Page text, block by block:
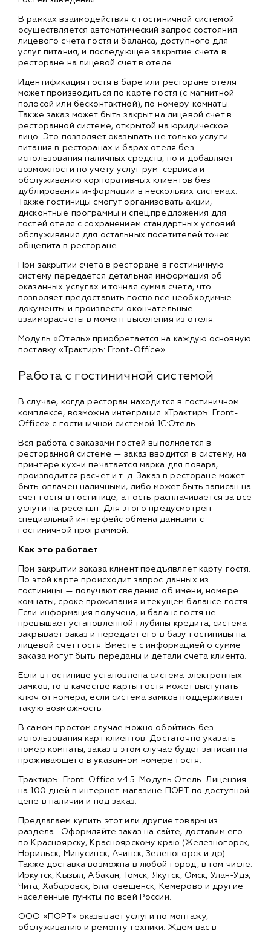
В рамках взаимодействия с гостиничной системой
осуществляется автоматический запрос состояния
лицевого счета гостя и баланса, доступного для
услуг питания, и последующее закрытие счета в
ресторане на лицевой счет в отеле.
Идентификация гостя в баре или ресторане отеля
может производиться по карте гостя (с магнитной
полосой или бесконтактной), по номеру комнаты.
Также заказ может быть закрыт на лицевой счет в
ресторанной системе, открытой на юридическое
лицо. Это позволяет оказывать не только услуги
питания в ресторанах и барах отеля без
использования наличных средств, но и добавляет
возможности по учету услуг рум-сервиса и
обслуживанию корпоративных клиентов без
дублирования информации в нескольких системах.
Также гостиницы смогут организовать акции,
дисконтные программы и спец.предложения для
гостей отеля с сохранением стандартных условий
обслуживания для остальных посетителей точек
общепита в ресторане.
При закрытии счета в ресторане в гостиничную
систему передается детальная информация об
оказанных услугах и точная сумма счета, что
позволяет предоставить гостю все необходимые
документы и произвести окончательные
взаиморасчеты в момент выселения из отеля.
Модуль «Отель» приобретается на каждую основную
поставку «Трактиръ: Front-Office».
Работа с гостиничной системой
В случае, когда ресторан находится в гостиничном
комплексе, возможна интеграция «Трактиръ: Front-
Office» с гостиничной системой 1С:Отель.
Вся работа с заказами гостей выполняется в
ресторанной системе — заказ вводится в систему, на
принтере кухни печатается марка для повара,
производится расчет и т. д. Заказ в ресторане может
быть оплачен наличными, либо может быть записан на
счет гостя в гостинице, а гость расплачивается за все
услуги на ресепшн. Для этого предусмотрен
специальный интерфейс обмена данными с
гостиничной программой.
Как это работает
При закрытии заказа клиент предъявляет карту гостя.
По этой карте происходит запрос данных из
гостиницы — получают сведения об имени, номере
комнаты, сроке проживания и текущем балансе гостя.
Если информация получена, и баланс гостя не
превышает установленной глубины кредита, система
закрывает заказ и передает его в базу гостиницы на
лицевой счет гостя. Вместе с информацией о сумме
заказа могут быть переданы и детали счета клиента.
Если в гостинице установлена система электронных
замков, то в качестве карты гостя может выступать
ключ от номера, если система замков поддерживает
такую возможность.
В самом простом случае можно обойтись без
использования карт клиентов. Достаточно указать
номер комнаты, заказ в этом случае будет записан на
проживающего в указанном номере гостя.
Трактиръ: Front-Office v4.5. Модуль Отель. Лицензия
на 100 дней в интернет-магазине ПОРТ по доступной
цене в наличии и под заказ.
Предлагаем купить этот или другие товары из
раздела . Оформляйте заказ на сайте, доставим его
по Красноярску, Красноярскому краю (Железногорск,
Норильск, Минусинск, Ачинск, Зеленогорск и др).
Также доставка возможна в любой город, в том числе:
Иркутск, Кызыл, Абакан, Томск, Якутск, Омск, Улан-Удэ,
Чита, Хабаровск, Благовещенск, Кемерово и другие
населенные пункты по всей России.
ООО «ПОРТ» оказывает услуги по монтажу,
обслуживанию и ремонту техники. Ждем вас в